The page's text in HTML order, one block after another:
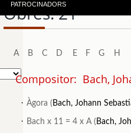
PATROCINADORS
Obres: 21
A B C D E F G H
Compositor: Bach,
. Àgora ( Bach, Johann
. Bach x 11 = 4 x A ( Bach,